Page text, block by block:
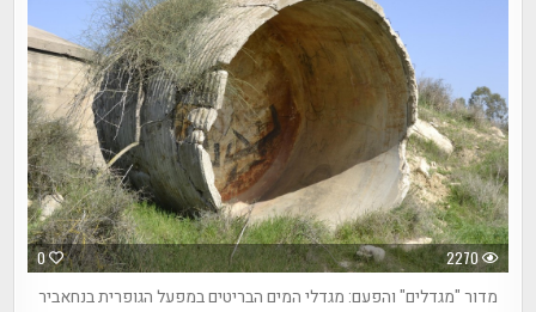
0 2270
מדור "מגדלים" והפעם: מגדלי המים הבריטים במפעל הגופרית בנחאביר